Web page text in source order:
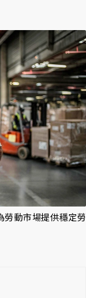
勞動市場提供穩定勞